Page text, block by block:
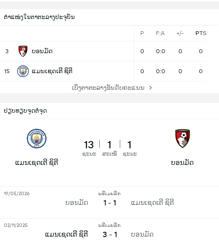
ຕຳແໜ່ງໃນຕາຕະລາງປະຈຸບັນ
P F:A +/- PTS
3 ບອນມັດ 0 0:0 0 0
15 ແມນເຊດເຕີ ຊິຕີ 0 0:0 0 0
ເບິ່ງຕາຕະລາງອັນດັບຄະແນນ
ປຽບທຽບຈຸດຕໍ່ຈຸດ
ແມນເຊດເຕີ ຊິຕີ
13
ຊະນະ
1
ສະເໝີ
1
ຊະນະ
ບອນມັດ
ບອນມັດ
ພຣີເມຍລີກ
1 - 1 ແມນເຊດເຕີ ຊິຕີ
19/05/2026
ແມນເຊດເຕີ ຊິຕີ
ພຣີເມຍລີກ
3 - 1 ບອນມັດ
02/11/2025